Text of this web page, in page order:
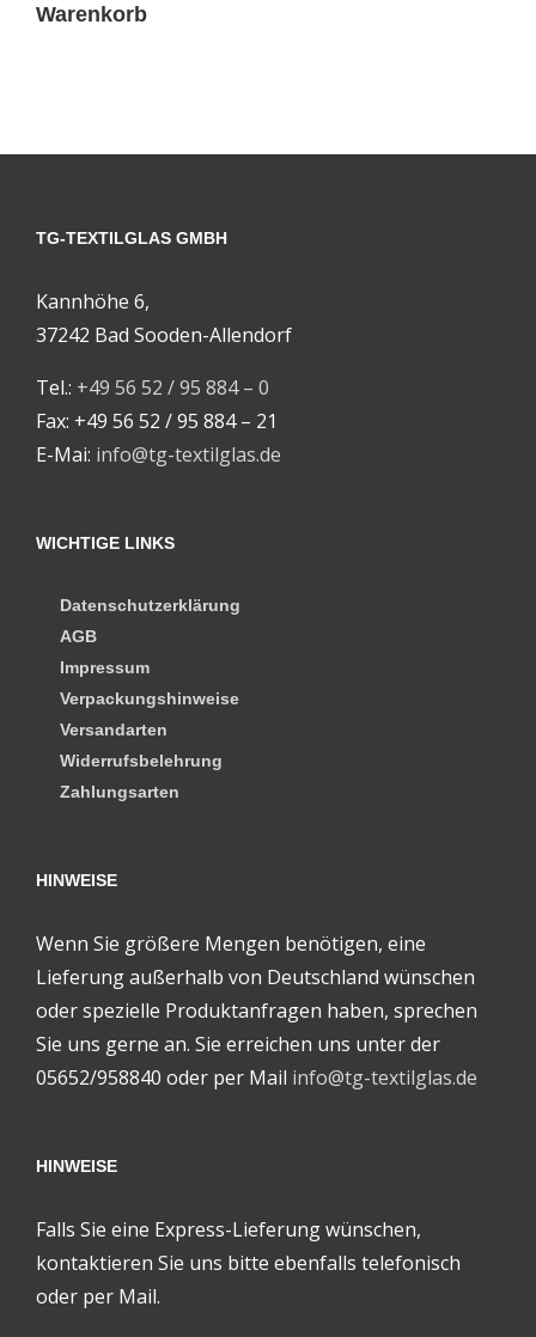
Warenkorb
TG-TEXTILGLAS GMBH
Kannhöhe 6,
37242 Bad Sooden-Allendorf
Tel.: +49 56 52 / 95 884 – 0
Fax: +49 56 52 / 95 884 – 21
E-Mai: info@tg-textilglas.de
WICHTIGE LINKS
Datenschutzerklärung
AGB
Impressum
Verpackungshinweise
Versandarten
Widerrufsbelehrung
Zahlungsarten
HINWEISE
Wenn Sie größere Mengen benötigen, eine
Lieferung außerhalb von Deutschland wünschen
oder spezielle Produktanfragen haben, sprechen
Sie uns gerne an. Sie erreichen uns unter der
05652/958840 oder per Mail info@tg-textilglas.de
HINWEISE
Falls Sie eine Express-Lieferung wünschen,
kontaktieren Sie uns bitte ebenfalls telefonisch
oder per Mail.